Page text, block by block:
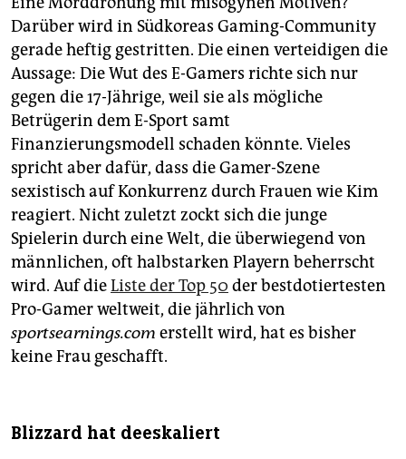
Darüber wird in Südkoreas Gaming-Community
gerade heftig gestritten. Die einen verteidigen die
Aussage: Die Wut des E-Gamers richte sich nur
gegen die 17-Jährige, weil sie als mögliche
Betrügerin dem E-Sport samt
Finanzierungsmodell schaden könnte. Vieles
spricht aber dafür, dass die Gamer-Szene
sexistisch auf Konkurrenz durch Frauen wie Kim
reagiert. Nicht zuletzt zockt sich die junge
Spielerin durch eine Welt, die überwiegend von
männlichen, oft halbstarken Playern beherrscht
wird. Auf dieListe der Top 50 der bestdotiertesten
Pro-Gamer weltweit, die jährlich von
sportsearnings.com erstellt wird, hat es bisher
keine Frau geschafft.
Blizzard hat deeskaliert